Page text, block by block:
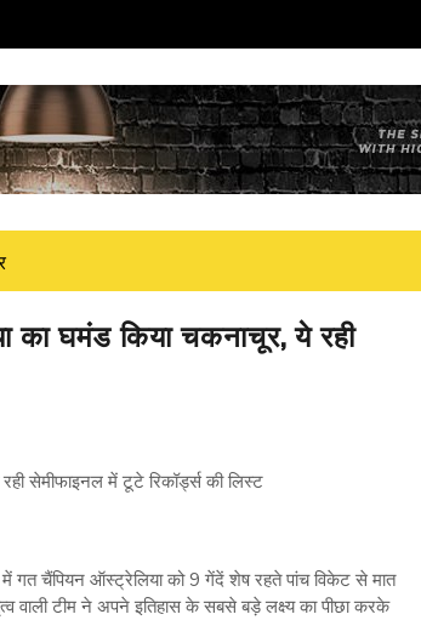
घमंड किया चकनाचूर, ये रही
सेमीफाइनल में टूटे रिकॉर्ड्स की लिस्‍ट
गत चैंपियन ऑस्‍ट्रेलिया को 9 गेंदें शेष रहते पांच विकेट से मात
वाली टीम ने अपने इतिहास के सबसे बड़े लक्ष्‍य का पीछा करके